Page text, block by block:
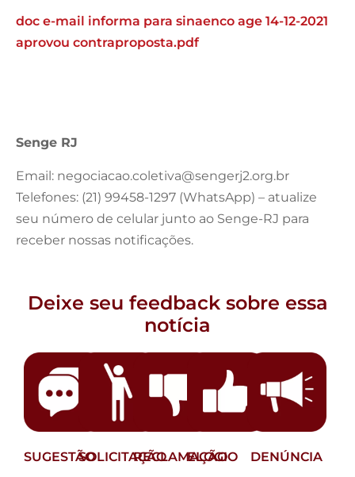
doc e-mail informa para sinaenco age 14-12-2021
aprovou contraproposta.pdf
Senge RJ
Email: negociacao.coletiva@sengerj2.org.br
Telefones: (21) 99458-1297 (WhatsApp) – atualize
seu número de celular junto ao Senge-RJ para
receber nossas notificações.
Deixe seu feedback sobre essa
notícia
SUGESTÃOSOLICITAÇÃORECLAMAÇÃO
ELOGIO DENÚNCIA